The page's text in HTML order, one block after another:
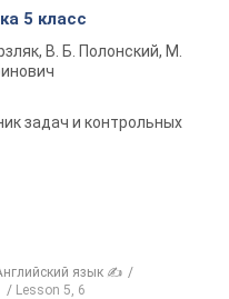
5 класс
В. Б. Полонский, М.
задач и контрольных
язык ✍
Lesson 5, 6